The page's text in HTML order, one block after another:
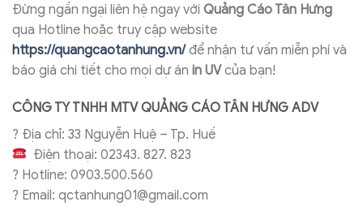
Đừng ngần ngại liên hệ ngay với Quảng Cáo Tân Hưng
qua Hotline hoặc truy cập website
https://quangcaotanhung.vn/để nhận tư vấn miễn phí và
báo giá chi tiết cho mọi dự án in UVcủa bạn!
CÔNG TY TNHH MTV QUẢNG CÁO TÂN HƯNG ADV
? Địa chỉ: 33 Nguyễn Huệ – Tp. Huế
Điện thoại: 02343. 827. 823
? Hotline: 0903.500.560
? Email: qctanhung01@gmail.com